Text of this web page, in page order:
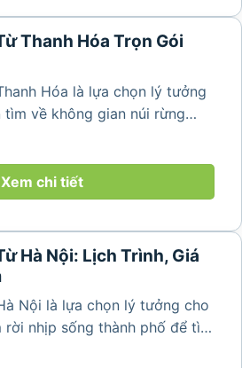
Thanh Hóa Trọn Gói
Hóa là lựa chọn lý tưởng
về không gian núi rừng
thang xanh mướt và những
trong một hành trình ngắn
chuyển...
Xem chi tiết
Hà Nội: Lịch Trình, Giá
Nội là lựa chọn lý tưởng cho
rời nhịp sống thành phố để tìm
xanh mát, những bản làng